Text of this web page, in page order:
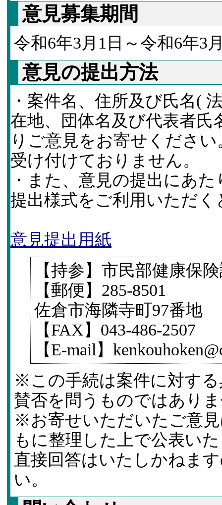
意見募集期間
令和6年3月1日～令和6年3
意見の提出方法
・案件名、住所及び氏名(
在地、団体名及び代表者
りご意見をお寄せくださ
受け付けておりません。
・また、意見の提出にあ
提出様式をご利用いただく
意見提出用紙
【持参】市民部健康保
【郵便】285-8501
佐倉市海隣寺町97番地
【FAX】043-486-2507
【E-mail】
※この手続は案件に対す
賛否を問うものではあり
※お寄せいただいたご意
もに整理した上で公表い
直接回答はいたしかねま
い。